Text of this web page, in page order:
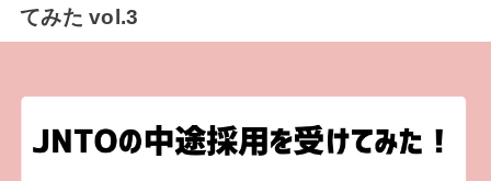
てみた vol.3